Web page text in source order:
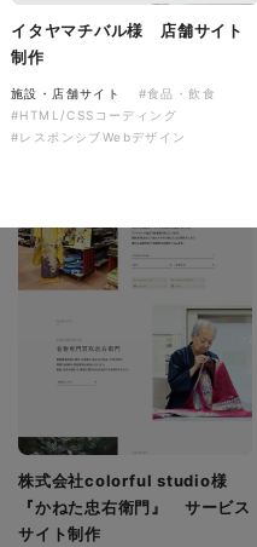
株式会社colorful studio様
『かねた忠右衛門』 サービス
サイト制作
イタヤマチバル様 店舗サイト
制作
施設・店舗サイト
#食品・飲食
#HTML/CSSコーディング
#レスポンシブWebデザイン